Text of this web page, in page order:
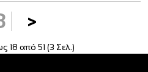
18 από 51 (3 Σελ.)
>